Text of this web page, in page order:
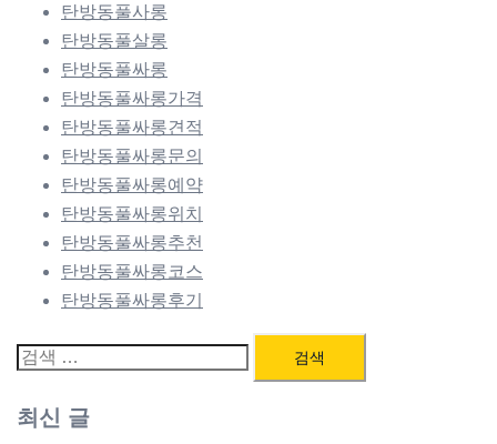
탄방동풀사롱
탄방동풀살롱
탄방동풀싸롱
탄방동풀싸롱가격
탄방동풀싸롱견적
탄방동풀싸롱문의
탄방동풀싸롱예약
탄방동풀싸롱위치
탄방동풀싸롱추천
탄방동풀싸롱코스
탄방동풀싸롱후기
검
최신 글